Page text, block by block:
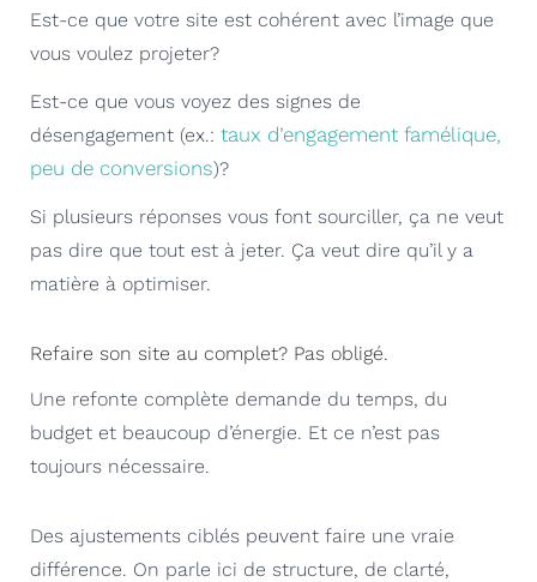
Est-ce que votre site est cohérent avec l’image que
vous voulez projeter?
Est-ce que vous voyez des signes de
désengagement (ex.: taux d’engagement famélique,
peu de conversions)?
Si plusieurs réponses vous font sourciller, ça ne veut
pas dire que tout est à jeter. Ça veut dire qu’il y a
matière à optimiser.
Refaire son site au complet? Pas obligé.
Une refonte complète demande du temps, du
budget et beaucoup d’énergie. Et ce n’est pas
toujours nécessaire.
Des ajustements ciblés peuvent faire une vraie
différence. On parle ici de structure, de clarté,